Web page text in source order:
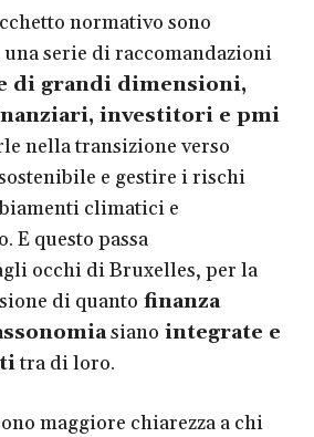
normativo sono
serie di raccomandazioni
di grandi dimensioni,
investitori e pmi
nella transizione verso
e gestire i rischi
climatici e
E questo passa
occhi di Bruxelles, per la
di quanto finanza
siano integrate e
tra di loro.
maggiore chiarezza a chi